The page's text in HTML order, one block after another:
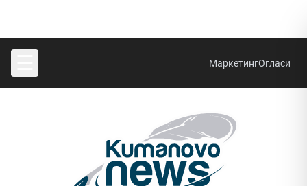
МаркетингОгласи